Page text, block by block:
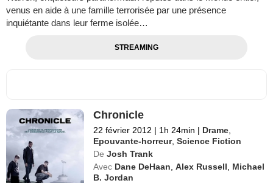
venus en aide à une famille terrorisée par une présence
inquiétante dans leur ferme isolée…
STREAMING
Chronicle
22 février 2012 | 1h 24min | Drame
Epouvante-horreur,Science Fiction
De Josh Trank
Avec Dane DeHaan ,Alex Russell
Michael
B. Jordan